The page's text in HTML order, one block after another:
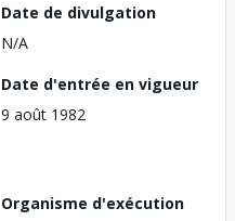
Date de divulgation
N/A
Date d'entrée en vigueur
9 août 1982
Organisme d'exécution